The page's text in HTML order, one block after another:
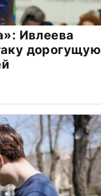
Ивлеева
дорогущую